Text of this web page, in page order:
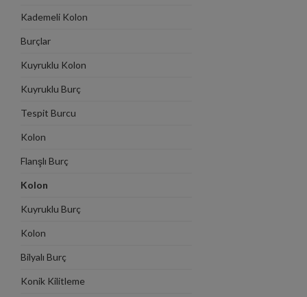
Kademeli Kolon
Burçlar
Kuyruklu Kolon
Kuyruklu Burç
Tespit Burcu
Kolon
Flanşlı Burç
Kolon
Kuyruklu Burç
Kolon
Bilyalı Burç
Konik Kilitleme